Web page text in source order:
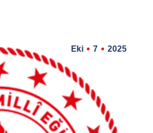
Eki 7 2025